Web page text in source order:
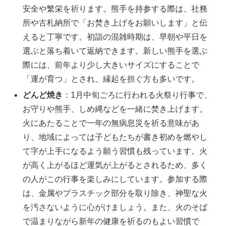
安全や繁栄を祈ります。熊手を持参する際は、社務
所や古札納所で「お焚き上げをお願いします」と伝
えると丁寧です。初詣の混雑時期は、早朝や平日を
選ぶと落ち着いて返納できます。新しい熊手を選ぶ
際には、前年より少し大きいサイズにすることで
「運が育つ」とされ、縁起を担ぐ方も多いです。
どんど焼き ：1月中旬ごろに行われる火祭り行事で、
お守りや熊手、しめ縄などを一緒に焚き上げます。
火にあたることで一年の無病息災を祈る意味があ
り、地域によっては子どもたちが書き初めを燃やし
て字が上手になるよう願う習慣も残っています。火
が高く上がるほど運気が上がるとされるため、多く
の人がこの行事を楽しみにしています。参加する際
は、金属やプラスチック部分を取り除き、神聖な火
を汚さないように心がけましょう。また、火のそば
で温まりながら新年の健康を祈るのもよい習慣で